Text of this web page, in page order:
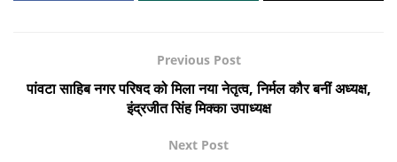
Previous Post
पांवटा साहिब नगर परिषद को मिला नया नेतृत्व, निर्मल कौर बनीं अध्यक्ष,
इंद्रजीत सिंह मिक्का उपाध्यक्ष
Next Post